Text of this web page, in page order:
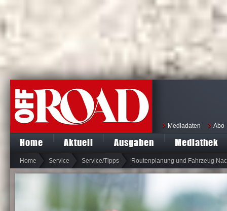
Mediadaten Abo
Home Aktuell Ausgaben Mediathek
Home Service Service/Tipps Routenplanung und Fahrzeug